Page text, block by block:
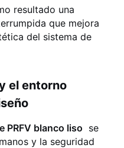
resultado una
que mejora
del sistema de
el entorno
PRFV blanco liso se
y la seguridad